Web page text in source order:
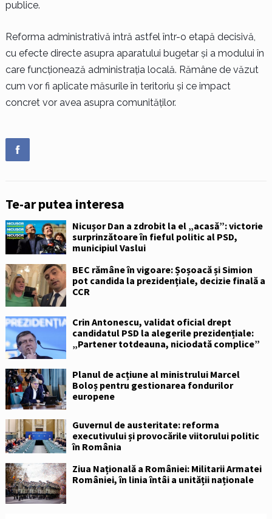
publice.
Reforma administrativă intră astfel într-o etapă decisivă,
cu efecte directe asupra aparatului bugetar și a modului în
care funcționează administrația locală. Rămâne de văzut
cum vor fi aplicate măsurile în teritoriu și ce impact
concret vor avea asupra comunităților.
Te-ar putea interesa
Nicușor Dan a zdrobit la el „acasă”: victorie
surprinzătoare în fieful politic al PSD,
municipiul Vaslui
BEC rămâne în vigoare: Șoșoacă și Simion
pot candida la prezidențiale, decizie finală a
CCR
Crin Antonescu, validat oficial drept
candidatul PSD la alegerile prezidențiale:
„Partener totdeauna, niciodată complice”
Planul de acțiune al ministrului Marcel
Boloș pentru gestionarea fondurilor
europene
Guvernul de austeritate: reforma
executivului și provocările viitorului politic
în România
Ziua Națională a României: Militarii Armatei
României, în linia întâi a unității naționale